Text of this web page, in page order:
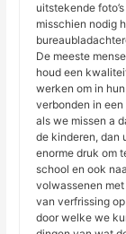
uitstekende
misschien nodig
De meeste
houd een
werken om in
verbonden in
als we missen a
de kinderen, dan
enorme druk om
school en ook
volwassenen
van verfrissing
door welke we